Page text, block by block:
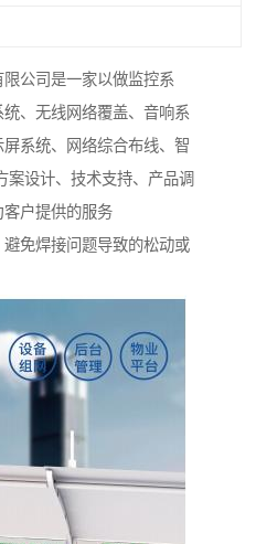
公司是一家以做监控系
、无线网络覆盖、音响系
系统、网络综合布线、智
案设计、技术支持、产品调
户提供的服务
免焊接问题导致的松动或